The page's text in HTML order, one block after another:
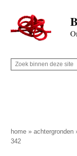
naar
de
inhoud
secondary
naar
de
sidebar
naar
de
Rechts
Z
p
d
Z
i
n
home »achtergronden
342